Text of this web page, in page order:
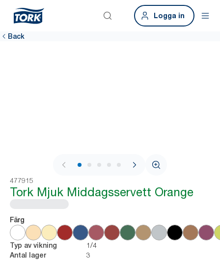
Logga in
Back
1 / 7
477915
Tork Mjuk Middagsservett Orange
Färg
Typ av vikning 1/4
Antal lager 3